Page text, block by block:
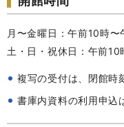
月〜金曜日：午前10時〜
土・日・祝休日：午前
複写の受付は、閉館時
書庫内資料の利用申込